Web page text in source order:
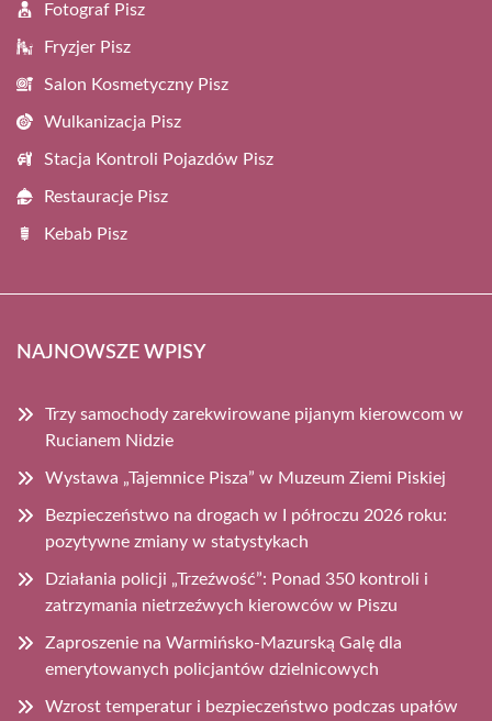
Fotograf Pisz
Fryzjer Pisz
Salon Kosmetyczny Pisz
Wulkanizacja Pisz
Stacja Kontroli Pojazdów Pisz
Restauracje Pisz
Kebab Pisz
NAJNOWSZE WPISY
Trzy samochody zarekwirowane pijanym kierowcom w
Rucianem Nidzie
Wystawa „Tajemnice Pisza” w Muzeum Ziemi Piskiej
Bezpieczeństwo na drogach w I półroczu 2026 roku:
pozytywne zmiany w statystykach
Działania policji „Trzeźwość”: Ponad 350 kontroli i
zatrzymania nietrzeźwych kierowców w Piszu
Zaproszenie na Warmińsko-Mazurską Galę dla
emerytowanych policjantów dzielnicowych
Wzrost temperatur i bezpieczeństwo podczas upałów